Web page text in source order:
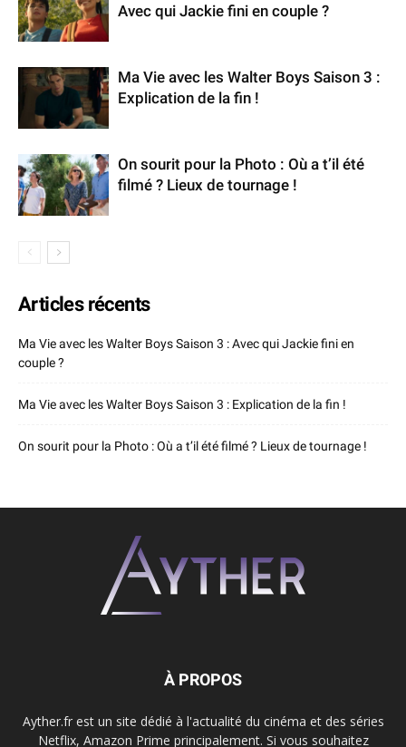
Avec qui Jackie fini en couple ?
Ma Vie avec les Walter Boys Saison 3 :
Explication de la fin !
On sourit pour la Photo : Où a t’il été
filmé ? Lieux de tournage !
Articles récents
Ma Vie avec les Walter Boys Saison 3 : Avec qui Jackie fini en
couple ?
Ma Vie avec les Walter Boys Saison 3 : Explication de la fin !
On sourit pour la Photo : Où a t’il été filmé ? Lieux de tournage !
À PROPOS
Ayther.fr est un site dédié à l'actualité du cinéma et des séries
Netflix, Amazon Prime principalement. Si vous souhaitez